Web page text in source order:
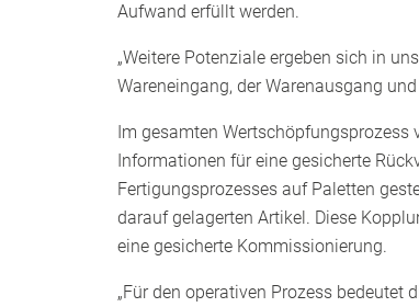
Aufwand erfüllt werden.
„Weitere Potenziale ergeben sich in
Wareneingang, der Warenausgang
Im gesamten
Informationen für eine gesicherte
Fertigungsprozesses auf Paletten
darauf gelagerten Artikel. Diese
eine gesicherte Kommissionierung.
„Für den operativen Prozess